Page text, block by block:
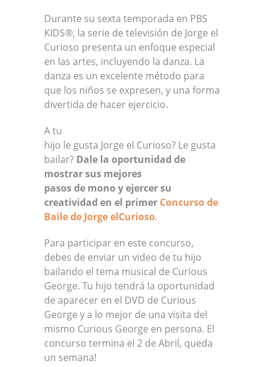
Durante su sexta temporada en PBS
KIDS®, la serie de televisión de Jorge el
Curioso presenta un enfoque especial
en las artes, incluyendo la danza. La
danza es un excelente método para
que los niños se expresen, y una forma
divertida de hacer ejercicio.
A tu
hijo le gusta Jorge el Curioso? Le gusta
bailar? Dale la oportunidad de
mostrar sus mejores
pasos de mono y ejercer su
creatividad en el primer Concurso de
Baile de Jorge elCurioso.
Para participar en este concurso,
debes de enviar un video de tu hijo
bailando el tema musical de Curious
George. Tu hijo tendrá la oportunidad
de aparecer en el DVD de Curious
George y a lo mejor de una visita del
mismo Curious George en persona. El
concurso termina el 2 de Abril, queda
un semana!